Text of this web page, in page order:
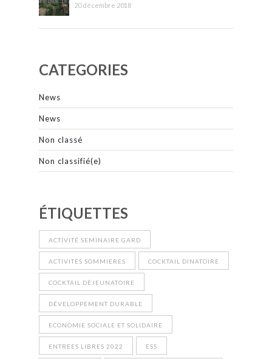
20 décembre 2018
CATEGORIES
News
News
Non classé
Non classifié(e)
ÉTIQUETTES
ACTIVITÉ SEMINAIRE GARD
ACTIVITÉS SOMMIERES COCKTAIL DINATOIRE
COCKTAIL DÉJEUNATOIRE
DÉVELOPPEMENT DURABLE
ECONOMIE SOCIALE ET SOLIDAIRE
ENTREES LIBRES 2022 ESS